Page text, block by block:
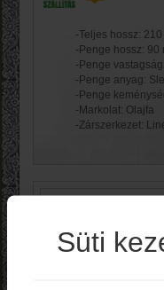
-Teljes hossz: 210
-Penge hossz: 90
-Penge
-Penge anyag:
-Penge
-Markolat: Olajfa
-Zárszerkezet:
Süti